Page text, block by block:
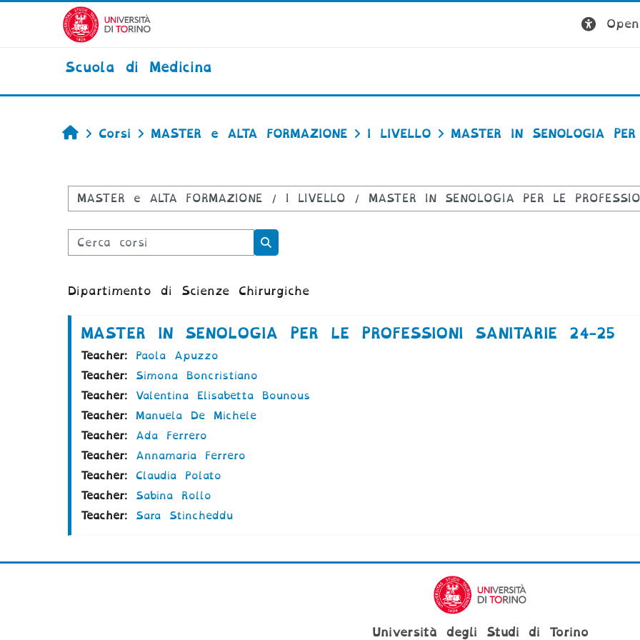
Vai al contenuto principale
Scuola di Medicina
Home
Corsi MASTER e ALTA FORMAZIONE I LIVELLO MASTER IN SENOLOGIA
Categorie di corso
Cerca corsi
Cerca corsi
Dipartimento di Scienze Chirurgiche
MASTER IN SENOLOGIA PER LE PROFESSIONI SANITARIE 24-25
Teacher: Paola Apuzzo
Teacher: Simona Boncristiano
Teacher: Valentina Elisabetta Bounous
Teacher: Manuela De Michele
Teacher: Ada Ferrero
Teacher: Annamaria Ferrero
Teacher: Claudia Polato
Teacher: Sabina Rollo
Teacher: Sara Stincheddu
Università degli Studi di Torino